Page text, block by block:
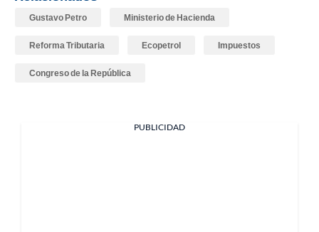
Gustavo Petro Ministerio de Hacienda
Reforma Tributaria Ecopetrol Impuestos
Congreso de la República
PUBLICIDAD